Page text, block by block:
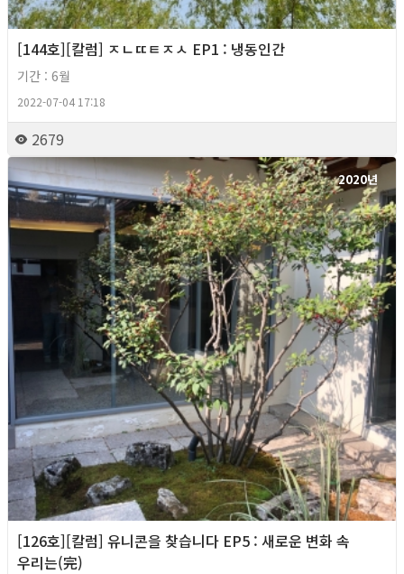
[144호][칼럼] ㅈㄴㄸㅌㅈㅅ EP1 : 냉동인간
기간 : 6월
2022-07-04 17:18
2679
2020년
[126호][칼럼] 유니콘을 찾습니다 EP5 : 새로운 변화 속
우리는(完)